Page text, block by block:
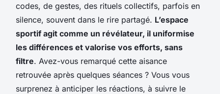
codes, de gestes, des rituels collectifs, parfois en
silence, souvent dans le rire partagé. L’espace
sportif agit comme un révélateur, il uniformise
les différences et valorise vos efforts, sans
filtre. Avez-vous remarqué cette aisance
retrouvée après quelques séances ? Vous vous
surprenez à anticiper les réactions, à suivre le